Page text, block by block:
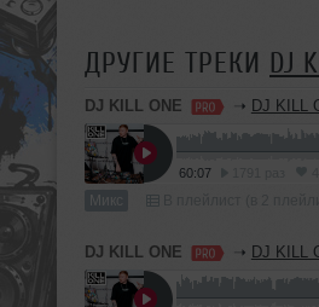
ДРУГИЕ ТРЕКИ DJ
DJ KILL ONE ➝ DJ KILL
60:07
Микс
DJ KILL ONE ➝ DJ KILL